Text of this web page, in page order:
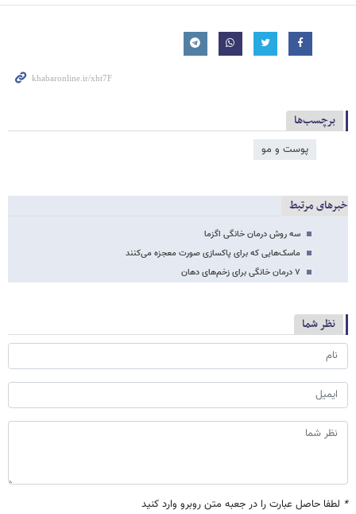
برچسب‌ها
پوست و مو
خبرهای مرتبط
سه روش درمان خانگی اگزما
ماسک‌هایی که برای پاکسازی صورت معجزه می‌کنند
۷ درمان خانگی برای زخم‌های دهان
نظر شما
* لطفا حاصل عبارت را در جعبه متن روبرو وارد کنید